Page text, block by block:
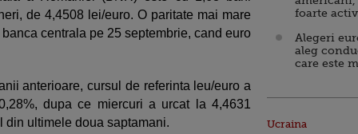
de 4,4508 lei/euro. O paritate mai mare
centrala pe 25 septembrie, cand euro
anterioare, cursul de referinta leu/euro a
dupa ce miercuri a urcat la 4,4631
din ultimele doua saptamani.
foarte
Alegeri
aleg
care este
Ucraina